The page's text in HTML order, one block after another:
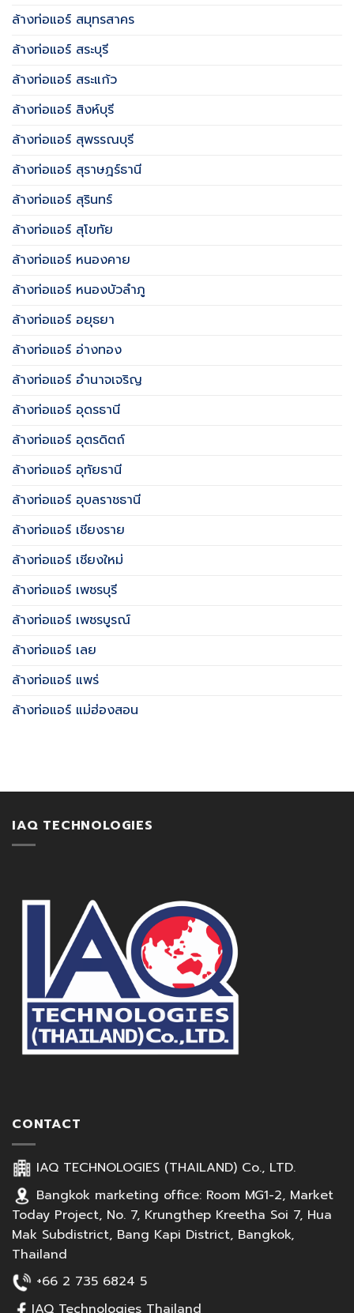
ล้างท่อแอร์ สมุทรสาคร
ล้างท่อแอร์ สระบุรี
ล้างท่อแอร์ สระแก้ว
ล้างท่อแอร์ สิงห์บุรี
ล้างท่อแอร์ สุพรรณบุรี
ล้างท่อแอร์ สุราษฎร์ธานี
ล้างท่อแอร์ สุรินทร์
ล้างท่อแอร์ สุโขทัย
ล้างท่อแอร์ หนองคาย
ล้างท่อแอร์ หนองบัวลำภู
ล้างท่อแอร์ อยุธยา
ล้างท่อแอร์ อ่างทอง
ล้างท่อแอร์ อำนาจเจริญ
ล้างท่อแอร์ อุดรธานี
ล้างท่อแอร์ อุตรดิตถ์
ล้างท่อแอร์ อุทัยธานี
ล้างท่อแอร์ อุบลราชธานี
ล้างท่อแอร์ เชียงราย
ล้างท่อแอร์ เชียงใหม่
ล้างท่อแอร์ เพชรบุรี
ล้างท่อแอร์ เพชรบูรณ์
ล้างท่อแอร์ เลย
ล้างท่อแอร์ แพร่
ล้างท่อแอร์ แม่ฮ่องสอน
IAQ TECHNOLOGIES
CONTACT
IAQ TECHNOLOGIES (THAILAND) Co., LTD.
Bangkok marketing office: Room MG1-2, Market
Today Project, No. 7, Krungthep Kreetha Soi 7, Hua
Mak Subdistrict, Bang Kapi District, Bangkok,
Thailand
+66 2 735 6824 5